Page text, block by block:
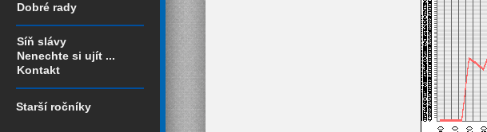
Dobré rady
Síň slávy
Nenechte si ujít ...
Kontakt
Starší ročníky